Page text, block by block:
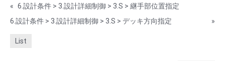
« 6.設計条件 > 3.設計詳細制御 > 3.S > 継手部位置指定
6.設計条件 > 3.設計詳細制御 > 3.S > デッキ方向指定
»
List